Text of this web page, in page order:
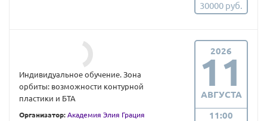
30000 руб.
Индивидуальное обучение. Зона
орбиты: возможности контурной
пластики и БТА
Организатор: Академия Элия Грация
2026
11
АВГУСТА
11:00